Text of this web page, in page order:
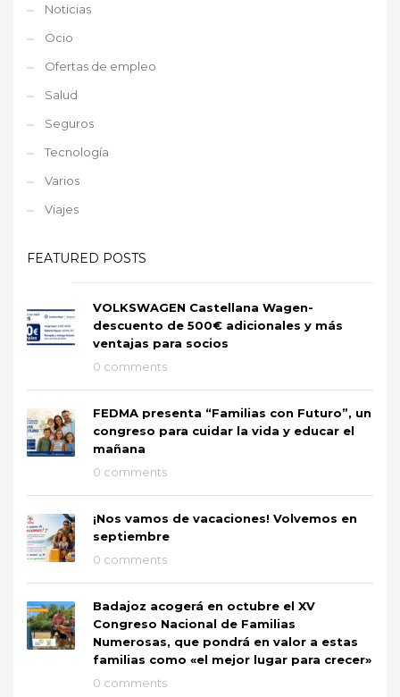
Noticias
Ocio
Ofertas de empleo
Salud
Seguros
Tecnología
Varios
Viajes
FEATURED POSTS
VOLKSWAGEN Castellana Wagen-
descuento de 500€ adicionales y más
ventajas para socios
0 comments
FEDMA presenta “Familias con Futuro”, un
congreso para cuidar la vida y educar el
mañana
0 comments
¡Nos vamos de vacaciones! Volvemos en
septiembre
0 comments
Badajoz acogerá en octubre el XV
Congreso Nacional de Familias
Numerosas, que pondrá en valor a estas
familias como «el mejor lugar para crecer»
0 comments